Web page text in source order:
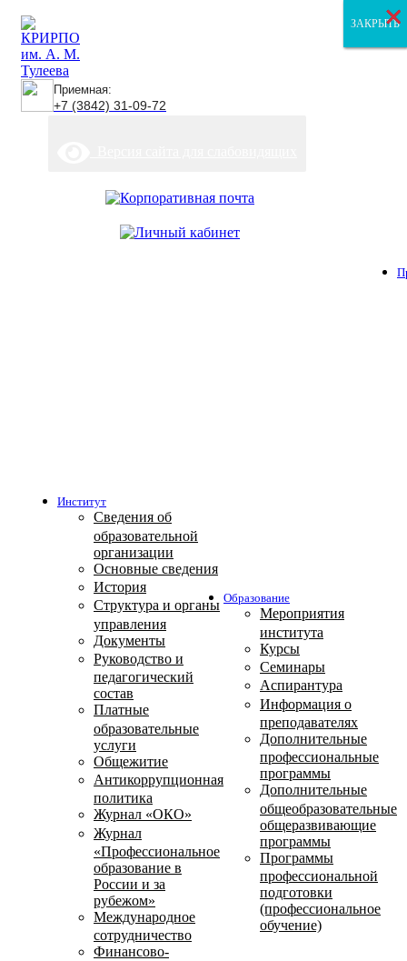
Приемная:
+7 (3842) 31-09-72
Институт
Сведения об
образовательной
организации
Основные сведения
История
Структура и органы
управления
Документы
Руководство и
педагогический
состав
Платные
образовательные
услуги
Общежитие
Антикоррупционная
политика
Журнал «ОКО»
Журнал
«Профессиональное
образование в
России и за
рубежом»
Международное
сотрудничество
Финансово-
Образование
Мероприятия
института
Курсы
Семинары
Аспирантура
Информация о
преподавателях
Дополнительные
профессиональные
программы
Дополнительные
общеобразовательные
общеразвивающие
программы
Программы
профессиональной
подготовки
(профессиональное
обучение)
ЗАКРЫТЬ
ЗАКРЫТЬ
ЗАКРЫТЬ
×
×
×